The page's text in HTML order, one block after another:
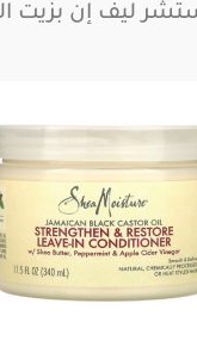
ليف إن بزيت